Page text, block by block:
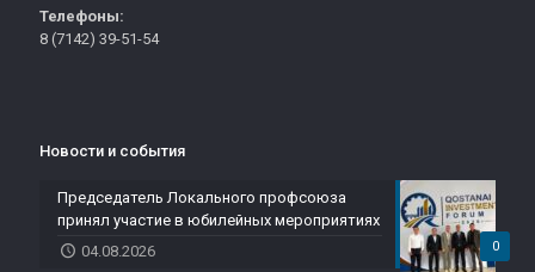
Телефоны:
8 (7142) 39-51-54
Новости и события
0
Председатель Локального профсоюза
принял участие в юбилейных мероприятиях
04.08.2026